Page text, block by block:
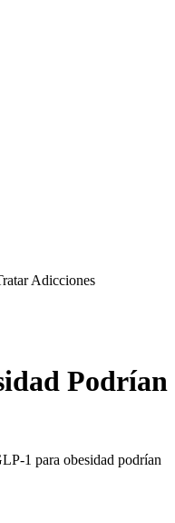
Adicciones
Podrían
1 para obesidad podrían